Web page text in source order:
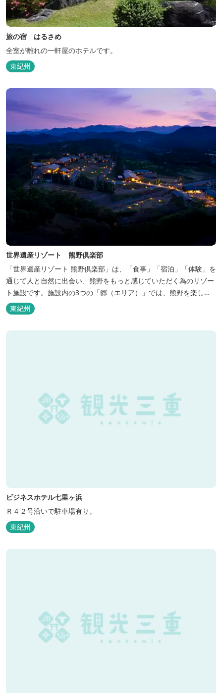
旅の宿 はるさめ
全室が離れの一軒屋のホテルです。
東紀州
世界遺産リゾート 熊野倶楽部
「世界遺産リゾート 熊野倶楽部」は、「食事」「宿泊」「体験」を
通じて人と自然に出会い、熊野をもっと感じていただく為のリゾー
ト施設です。施設内の3つの「郷（エリア）」では、熊野を楽しむ
為の多彩なイベンを開催。施設内のいたるところに、熊野灘の青い
海や雄大な夕日の大パノラマ等、大自然を感じていただけるよう設
東紀州
ビジネスホテル七里ヶ浜
Ｒ４２号沿いで駐車場有り。
東紀州